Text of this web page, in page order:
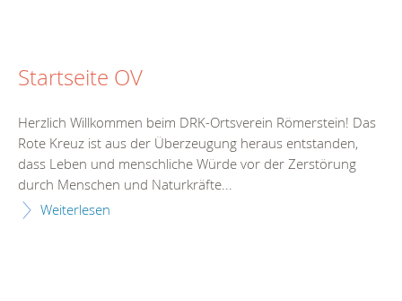
Startseite OV
Herzlich Willkommen beim DRK-Ortsverein Römerstein! Das
Rote Kreuz ist aus der Überzeugung heraus entstanden,
dass Leben und menschliche Würde vor der Zerstörung
durch Menschen und Naturkräfte...
Weiterlesen